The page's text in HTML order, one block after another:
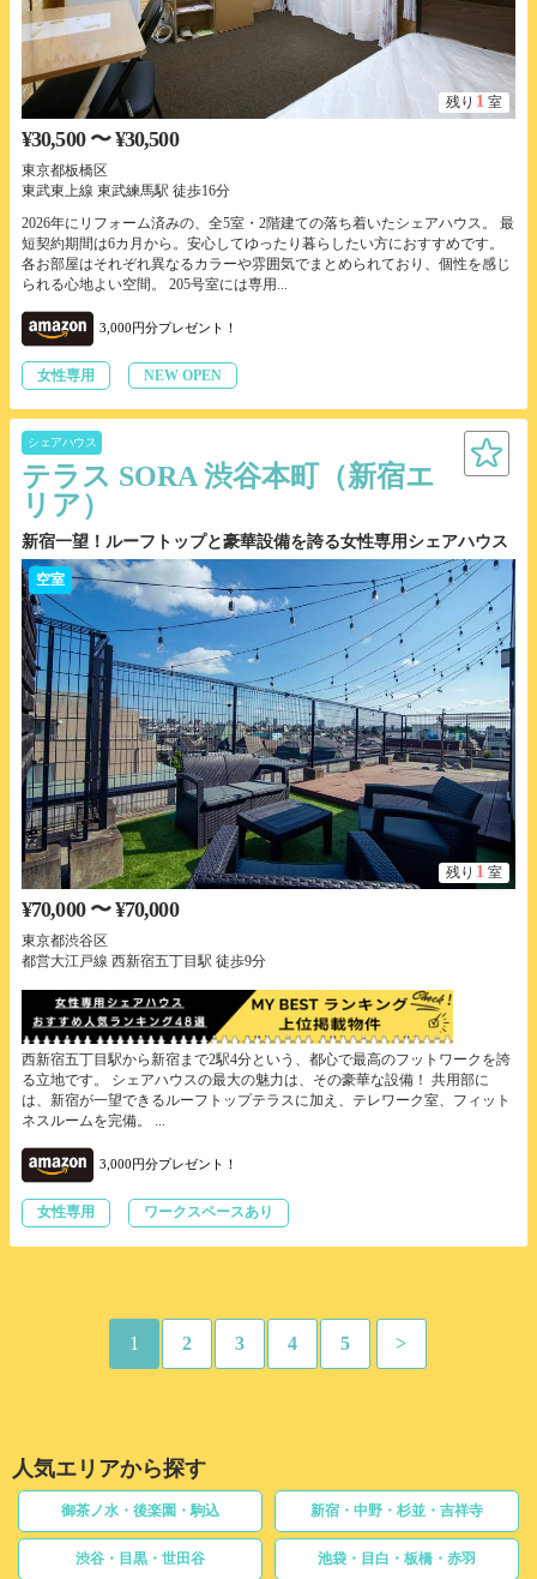
残り 1 室
¥30,500 〜 ¥30,500
東京都板橋区
東武東上線 東武練馬駅 徒歩16分
2026年にリフォーム済みの、全5室・2階建ての落ち着いたシェアハウス。 最
短契約期間は6カ月から。安心してゆったり暮らしたい方におすすめです。
各お部屋はそれぞれ異なるカラーや雰囲気でまとめられており、個性を感じ
られる心地よい空間。 205号室には専用...
3,000円分プレゼント！
女性専用 NEW OPEN
シェアハウス
テラス SORA 渋谷本町（新宿エ
リア）
新宿一望！ルーフトップと豪華設備を誇る女性専用シェアハウス
空室
残り 1 室
¥70,000 〜 ¥70,000
東京都渋谷区
都営大江戸線 西新宿五丁目駅 徒歩9分
西新宿五丁目駅から新宿まで2駅4分という、都心で最高のフットワークを誇
る立地です。 シェアハウスの最大の魅力は、その豪華な設備！ 共用部に
は、新宿が一望できるルーフトップテラスに加え、テレワーク室、フィット
ネスルームを完備。 ...
3,000円分プレゼント！
女性専用 ワークスペースあり
1 2 3 4 5 >
人気エリアから探す
御茶ノ水・後楽園・駒込 新宿・中野・杉並・吉祥寺
渋谷・目黒・世田谷 池袋・目白・板橋・赤羽